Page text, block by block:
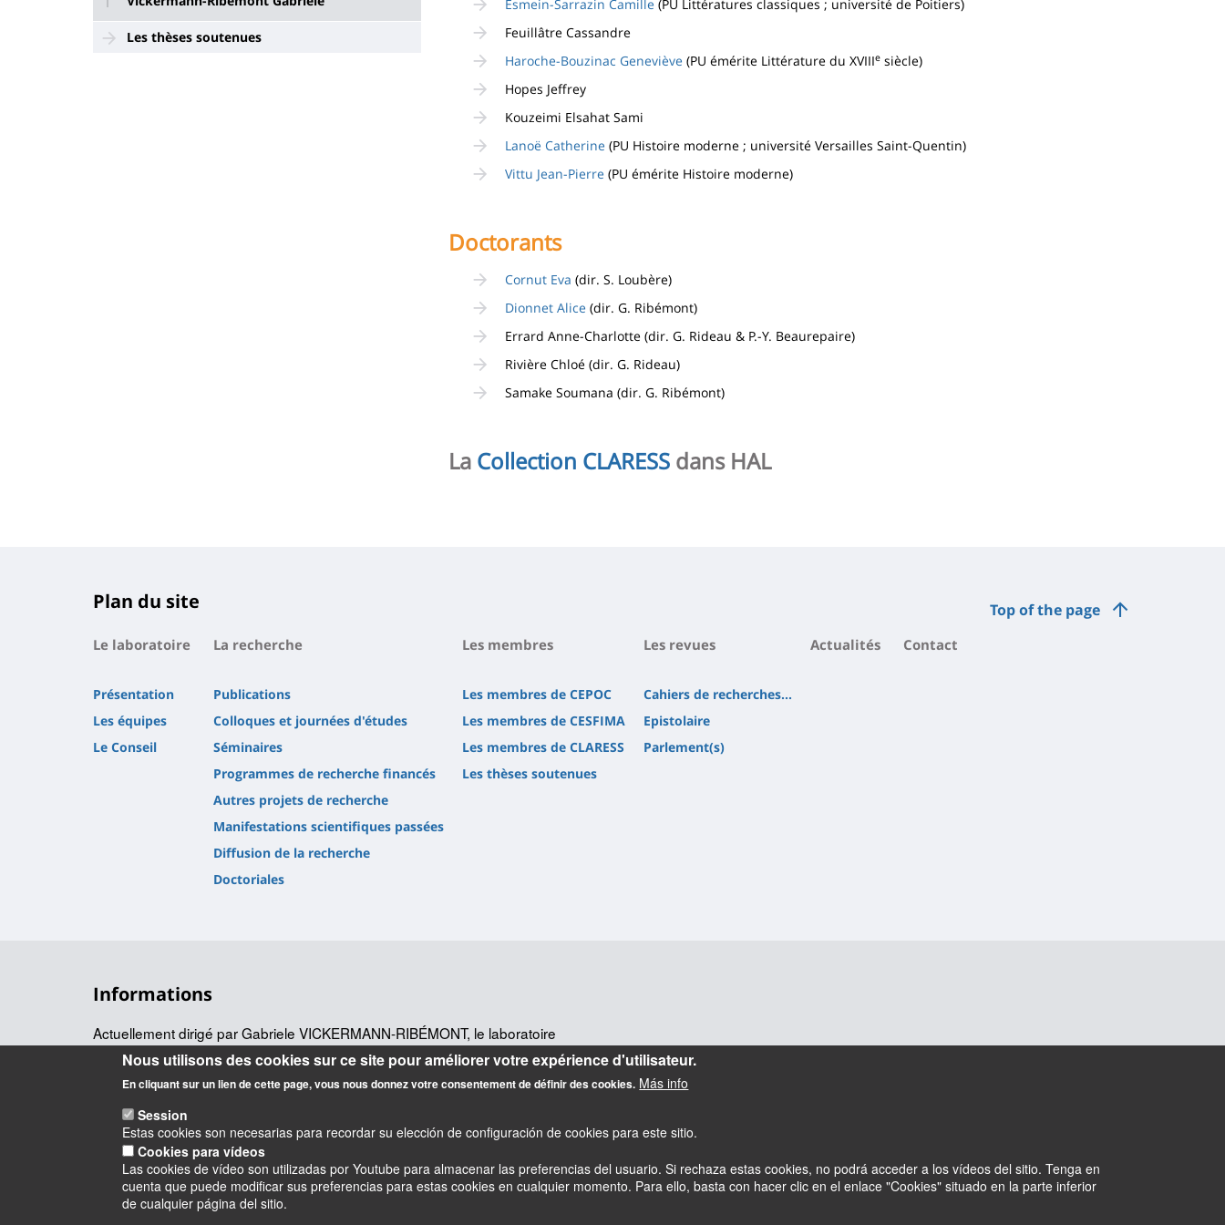
Les thèses soutenues
Esmein-Sarrazin Camille (PU Littératures classiques ; université de Poitiers)
Feuillâtre Cassandre
Haroche-Bouzinac Geneviève (PU émérite Littérature du XVIIIesiècle)
Hopes Jeffrey
Kouzeimi Elsahat Sami
Lanoë Catherine (PU Histoire moderne ; université Versailles Saint-Quentin)
Vittu Jean-Pierre (PU émérite Histoire moderne)
Doctorants
Cornut Eva (dir. S. Loubère)
Dionnet Alice (dir. G. Ribémont)
Errard Anne-Charlotte (dir. G. Rideau & P.-Y. Beaurepaire)
Rivière Chloé (dir. G. Rideau)
Samake Soumana (dir. G. Ribémont)
La Collection CLARESSdans HAL
Top of the page
Plan du site
Le laboratoire
Présentation
Les équipes
Le Conseil
La recherche
Publications
Colloques et journées d'études
Séminaires
Programmes de recherche financés
Autres projets de recherche
Manifestations scientifiques passées
Diffusion de la recherche
Doctoriales
Les membres
Les membres de CEPOC
Les membres de CESFIMA
Les membres de CLARESS
Les thèses soutenues
Les revues
Cahiers de recherches...
Epistolaire
Parlement(s)
Actualités Contact
Informations
Actuellement dirigé par Gabriele VICKERMANN-RIBÉMONT, le laboratoire
POLEN (POuvoirs, LEttres, Normes) a une vocation fortement pluridisciplinaire,
puisqu'il regroupe littéraires, historiens, historiens du droit, civilisationnistes,
linguistes et anthropologues.
InstagramLinkedInYoutubeTikTokFacebookBluesky Accessibilité : partiellement conforme Cookies
Intranet
Nous utilisons des cookies sur ce site pour améliorer votre expérience d'utilisateur.
En cliquant sur un lien de cette page, vous nous donnez votre consentement de définir des cookies. Más info
Session
Estas cookies son necesarias para recordar su elección de configuración de cookies para este sitio.
Cookies para vídeos
Las cookies de vídeo son utilizadas por Youtube para almacenar las preferencias del usuario. Si rechaza estas cookies, no podrá acceder a los vídeos del sitio. Tenga en
cuenta que puede modificar sus preferencias para estas cookies en cualquier momento. Para ello, basta con hacer clic en el enlace "Cookies" situado en la parte inferior
de cualquier página del sitio.